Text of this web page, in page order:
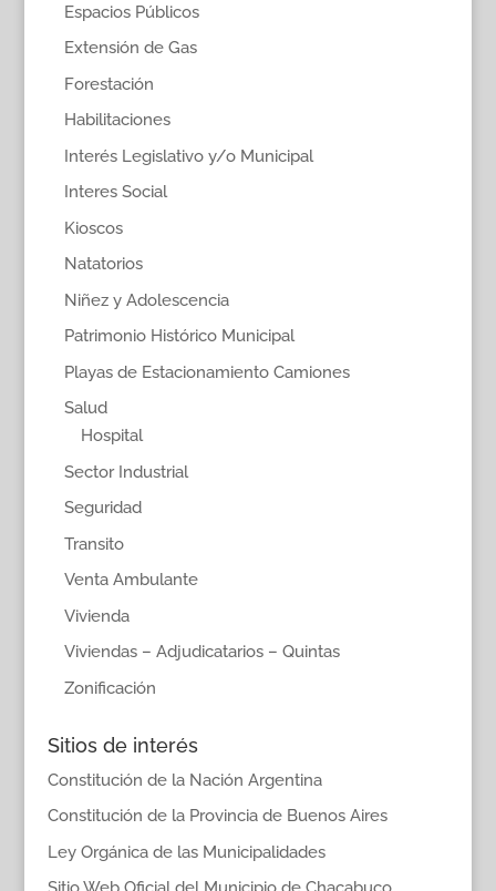
Espacios Públicos
Extensión de Gas
Forestación
Habilitaciones
Interés Legislativo y/o Municipal
Interes Social
Kioscos
Natatorios
Niñez y Adolescencia
Patrimonio Histórico Municipal
Playas de Estacionamiento Camiones
Salud
Hospital
Sector Industrial
Seguridad
Transito
Venta Ambulante
Vivienda
Viviendas – Adjudicatarios – Quintas
Zonificación
Sitios de interés
Constitución de la Nación Argentina
Constitución de la Provincia de Buenos Aires
Ley Orgánica de las Municipalidades